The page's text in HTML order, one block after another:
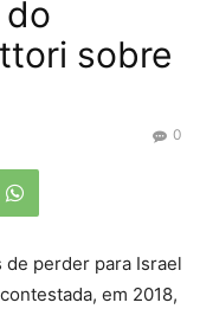
sobre
0
perder para Israel
em 2018,